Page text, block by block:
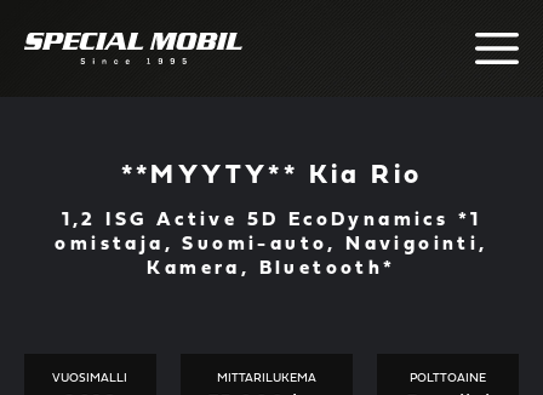
**MYYTY** Kia Rio
1,2 ISG Active 5D EcoDynamics *1
omistaja, Suomi-auto, Navigointi,
Kamera, Bluetooth*
VUOSIMALLI MITTARILUKEMA POLTTOAINE